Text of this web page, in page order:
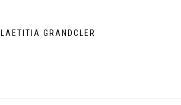
LAETITIA GRANDCLER